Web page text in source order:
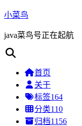
小菜鸟
java菜鸟号正在起航
首页
关于
标签164
分类110
归档1156